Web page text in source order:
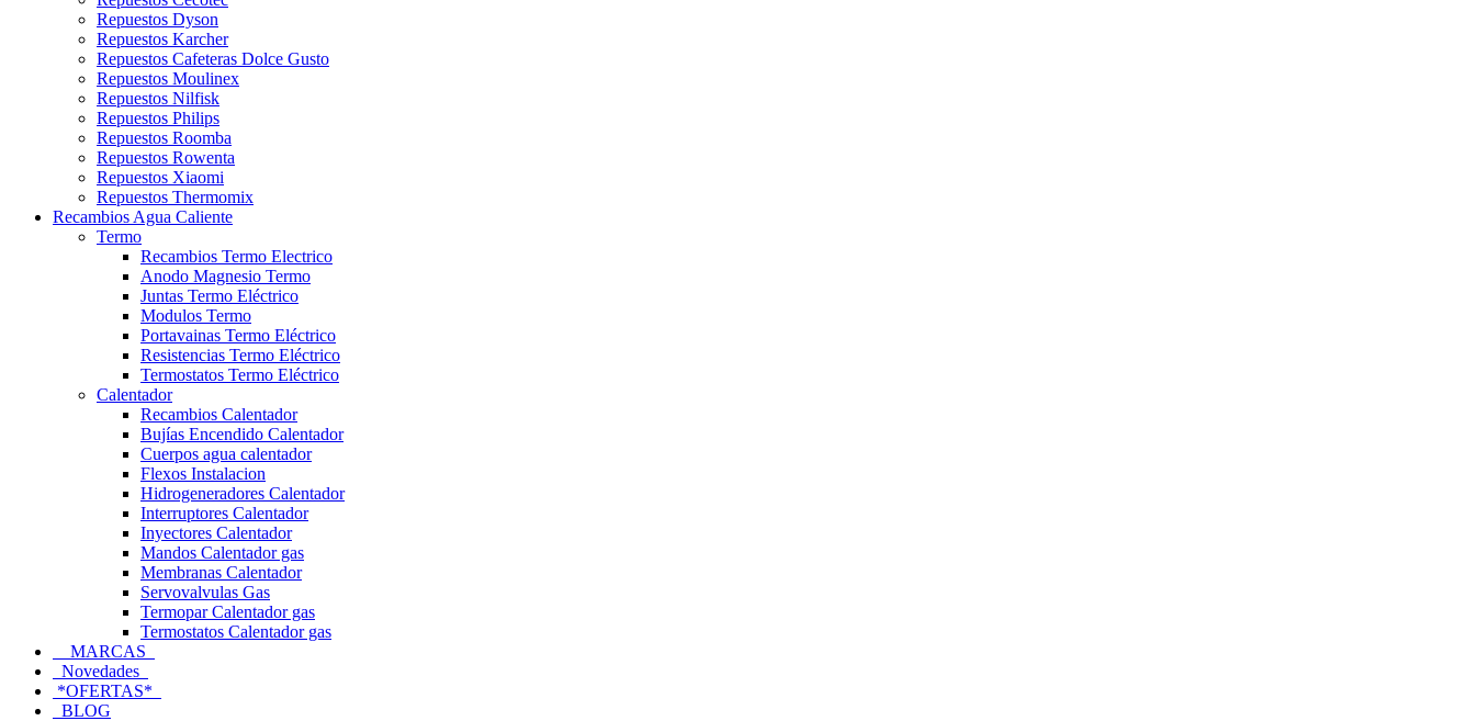
Repuestos Dyson
Repuestos Karcher
Repuestos Cafeteras Dolce Gusto
Repuestos Moulinex
Repuestos Nilfisk
Repuestos Philips
Repuestos Roomba
Repuestos Rowenta
Repuestos Xiaomi
Repuestos Thermomix
Recambios Agua Caliente
Termo
Recambios Termo Electrico
Anodo Magnesio Termo
Juntas Termo Eléctrico
Modulos Termo
Portavainas Termo Eléctrico
Resistencias Termo Eléctrico
Termostatos Termo Eléctrico
Calentador
Recambios Calentador
Bujías Encendido Calentador
Cuerpos agua calentador
Flexos Instalacion
Hidrogeneradores Calentador
Interruptores Calentador
Inyectores Calentador
Mandos Calentador gas
Membranas Calentador
Servovalvulas Gas
Termopar Calentador gas
Termostatos Calentador gas
MARCAS
Novedades
*OFERTAS*
BLOG